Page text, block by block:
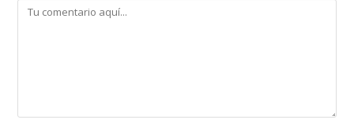
Comentario